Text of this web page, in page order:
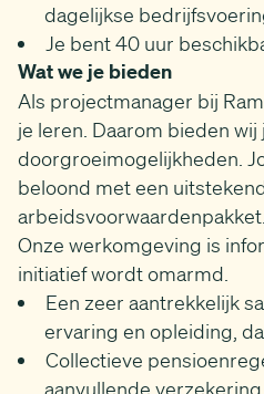
dagelijkse
Je bent 40 uur
Wat we je bieden
Als projectmanager bij
je leren. Daarom bieden
doorgroeimogelijkheden.
beloond met een
arbeidsvoorwaardenpakket.
Onze werkomgeving is
initiatief wordt omarmd.
Een zeer aantrekkelijk
ervaring en opleiding,
Collectieve
aanvullende